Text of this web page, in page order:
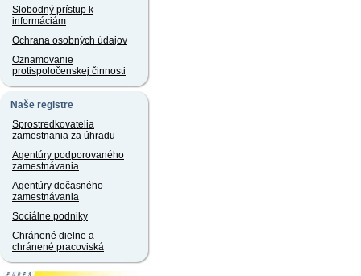
Slobodný prístup k
informáciám
Ochrana osobných údajov
Oznamovanie
protispoločenskej činnosti
Naše registre
Sprostredkovatelia
zamestnania za úhradu
Agentúry podporovaného
zamestnávania
Agentúry dočasného
zamestnávania
Sociálne podniky
Chránené dielne a
chránené pracoviská